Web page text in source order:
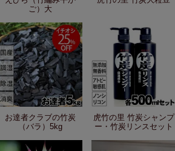
ご）大
お達者クラブの竹炭
（バラ）5kg
虎竹の里 竹炭シャンプ
ー・竹炭リンスセット